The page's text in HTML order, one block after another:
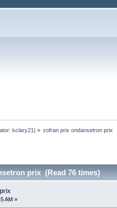
kclary21) » zofran prix ondansetron prix
prix (Read 76 times)
AM »